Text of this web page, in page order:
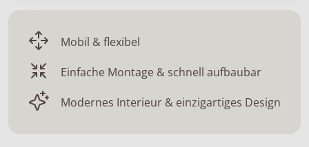
Mobil & flexibel
Einfache Montage & schnell aufbaubar
Modernes Interieur & einzigartiges Design